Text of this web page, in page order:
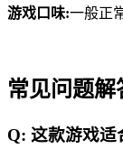
游戏口味:一般正
常见问题解
Q: 这款游戏适